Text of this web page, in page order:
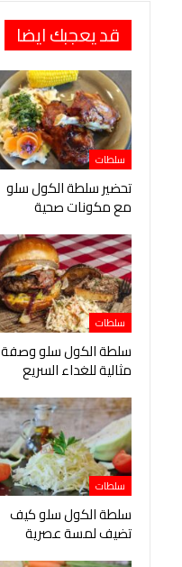
قد يعجبك ايضا
سلطات
تحضير سلطة الكول سلو
مع مكونات صحية
سلطات
سلطة الكول سلو وصفة
مثالية للغداء السريع
سلطات
سلطة الكول سلو كيف
تضيف لمسة عصرية